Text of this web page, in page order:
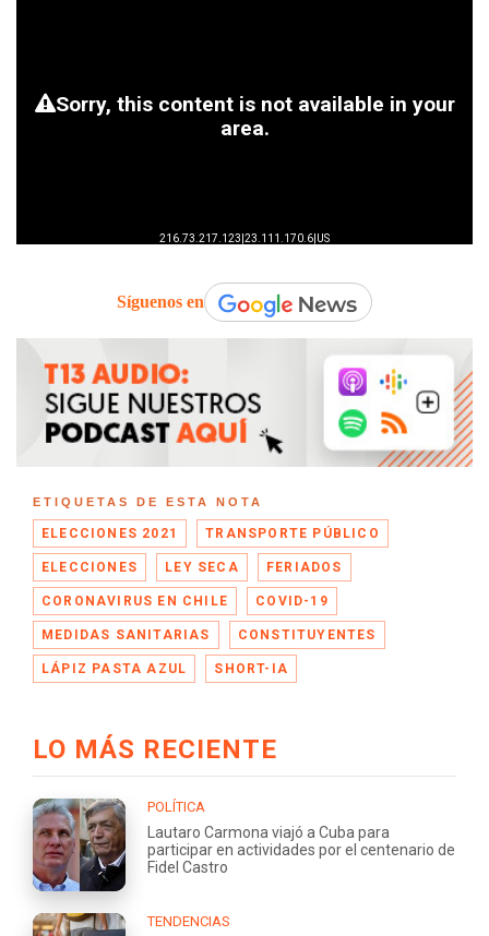
Síguenos en
ETIQUETAS DE ESTA NOTA
ELECCIONES 2021 TRANSPORTE PÚBLICO
ELECCIONES LEY SECA FERIADOS
CORONAVIRUS EN CHILE COVID-19
MEDIDAS SANITARIAS CONSTITUYENTES
LÁPIZ PASTA AZUL SHORT-IA
LO MÁS RECIENTE
POLÍTICA
Lautaro Carmona viajó a Cuba para
participar en actividades por el centenario de
Fidel Castro
TENDENCIAS